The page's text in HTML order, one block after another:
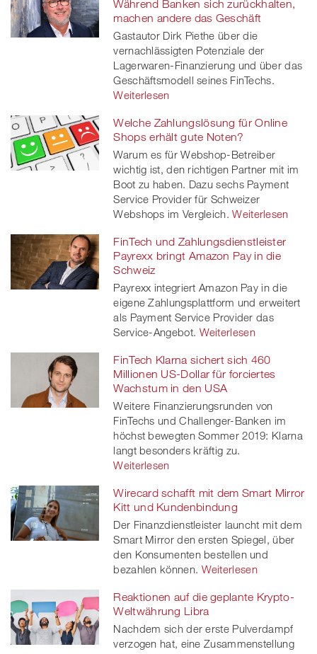
Während Banken sich zurückhalten,
machen andere das Geschäft
Gastautor Dirk Piethe über die
vernachlässigten Potenziale der
Lagerwaren-Finanzierung und über das
Geschäftsmodell seines FinTechs.
Weiterlesen
Welche Zahlungslösung für Online
Shops erhält gute Noten?
Warum es für Webshop-Betreiber
wichtig ist, den richtigen Partner mit im
Boot zu haben. Dazu sechs Payment
Service Provider für Schweizer
Webshops im Vergleich. Weiterlesen
FinTech und Zahlungsdienstleister
Payrexx bringt Amazon Pay in die
Schweiz
Payrexx integriert Amazon Pay in die
eigene Zahlungsplattform und erweitert
als Payment Service Provider das
Service-Angebot. Weiterlesen
FinTech Klarna sichert sich 460
Millionen US-Dollar für forciertes
Wachstum in den USA
Weitere Finanzierungsrunden von
FinTechs und Challenger-Banken im
höchst bewegten Sommer 2019: Klarna
langt besonders kräftig zu.
Weiterlesen
Wirecard schafft mit dem Smart Mirror
Kitt und Kundenbindung
Der Finanzdienstleister launcht mit dem
Smart Mirror den ersten Spiegel, über
den Konsumenten bestellen und
bezahlen können. Weiterlesen
Reaktionen auf die geplante Krypto-
Weltwährung Libra
Nachdem sich der erste Pulverdampf
verzogen hat, eine Zusammenstellung